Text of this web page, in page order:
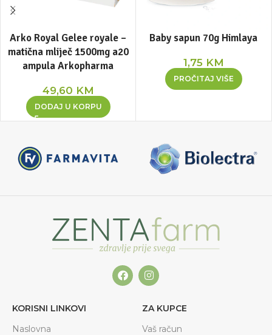
Arko Royal Gelee royale –
matična mliječ 1500mg a20
ampula Arkopharma
49,60 KM
DODAJ U KORPU
Baby sapun 70g Himlaya
1,75 KM
PROČITAJ VIŠE
KORISNI LINKOVI
Naslovna
ZA KUPCE
Vaš račun